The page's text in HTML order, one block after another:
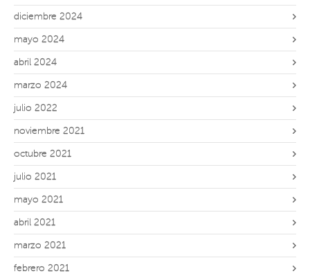
diciembre 2024
mayo 2024
abril 2024
marzo 2024
julio 2022
noviembre 2021
octubre 2021
julio 2021
mayo 2021
abril 2021
marzo 2021
febrero 2021